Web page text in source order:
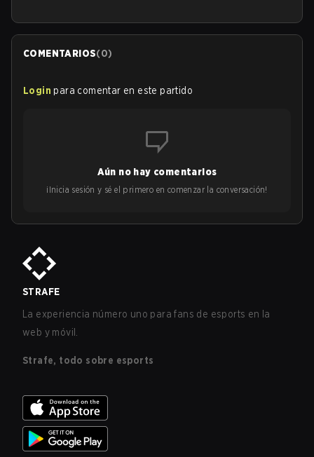
COMENTARIOS(0)
Login para comentar en este partido
Aún no hay comentarios
¡Inicia sesión y sé el primero en comenzar la conversación!
STRAFE
La experiencia número uno para fans de esports en la
web y móvil.
Strafe, todo sobre esports